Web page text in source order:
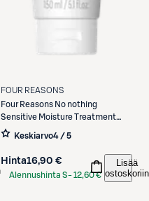
FOUR REASONS
Four Reasons No nothing
Sensitive Moisture Treatment
tehohoito 150 ml
Keskiarvo4 / 5
Hinta16,90 €
Alennushinta S-12,60 €
Lisää
ostoskoriin